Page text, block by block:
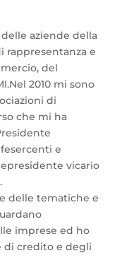
aziende della
rappresentanza e
del
2010 mi sono
di
che mi ha
e
vicario
delle tematiche e
imprese ed ho
di credito e degli